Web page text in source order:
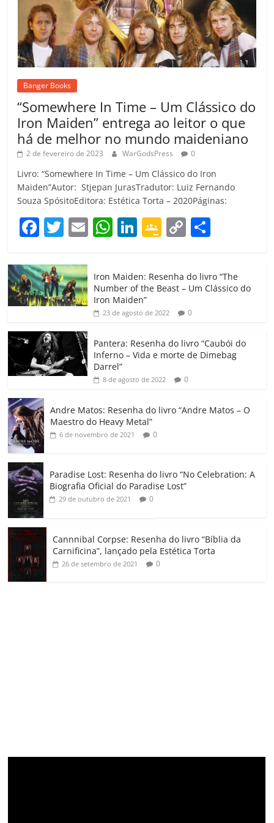
Banger Books
“Somewhere In Time – Um Clássico do
Iron Maiden” entrega ao leitor o que
há de melhor no mundo maideniano
2 de fevereiro de 2023 WarGodsPress 0
Livro: “Somewhere In Time – Um Clássico do Iron
Maiden”Autor: Stjepan JurasTradutor: Luiz Fernando
Souza SpósitoEditora: Estética Torta – 2020Páginas:
F
c
e
b
o
o
k
T
itt
er
E W
at
s
A
p
Li
e
dI
G
gl
e
Cl
a
ss
ro
o
C
p
y
Li
k
m
p
h
ar
Iron Maiden: Resenha do livro “The
Number of the Beast – Um Clássico do
Iron Maiden”
23 de agosto de 2022 0
Pantera: Resenha do livro “Caubói do
Inferno – Vida e morte de Dimebag
Darrel”
8 de agosto de 2022 0
Andre Matos: Resenha do livro “Andre Matos – O
Maestro do Heavy Metal”
6 de novembro de 2021 0
Paradise Lost: Resenha do livro “No Celebration: A
Biografia Oficial do Paradise Lost”
29 de outubro de 2021 0
Cannnibal Corpse: Resenha do livro “Bíblia da
Carnificina”, lançado pela Estética Torta
26 de setembro de 2021 0